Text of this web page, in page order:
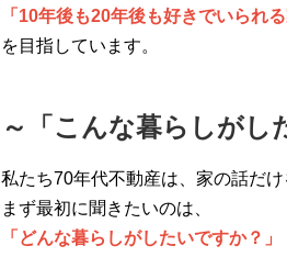
「10年後も20年後も好きでいられる
を目指しています。
～「こんな暮らしがし
私たち70年代不動産は、家の話だけ
まず最初に聞きたいのは、
「どんな暮らしがしたいですか？」